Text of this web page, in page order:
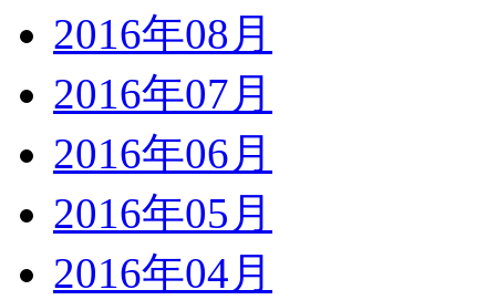
2016年08月
2016年07月
2016年06月
2016年05月
2016年04月